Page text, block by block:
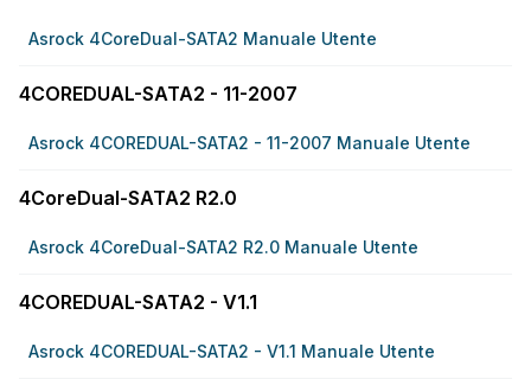
Asrock 4CoreDual-SATA2 Manuale Utente
4COREDUAL-SATA2 - 11-2007
Asrock 4COREDUAL-SATA2 - 11-2007 Manuale Utente
4CoreDual-SATA2 R2.0
Asrock 4CoreDual-SATA2 R2.0 Manuale Utente
4COREDUAL-SATA2 - V1.1
Asrock 4COREDUAL-SATA2 - V1.1 Manuale Utente